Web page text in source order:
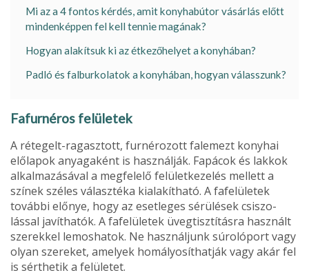
Mi az a 4 fontos kérdés, amit konyhabútor vásárlás előtt
mindenképpen fel kell tennie magának?
Hogyan alakítsuk ki az étkezőhelyet a konyhában?
Padló és falburkolatok a konyhában, hogyan válasszunk?
Fafurnéros felületek
A rétegelt-ragasztott, furnérozott falemezt konyhai
előlapok anyagaként is használják. Fapácok és lakkok
alkalmazásával a megfe­lelő felületkezelés mellett a
színek széles választéka kialakítható. A fafelületek
további előnye, hogy az esetleges sérülések csiszo­
lással javíthatók. A fafelületek üvegtisztításra használt
szerekkel lemoshatok. Ne használ­junk súrolóport vagy
olyan szereket, amelyek homályosíthatják vagy akár fel
is sérthetik a felületet.